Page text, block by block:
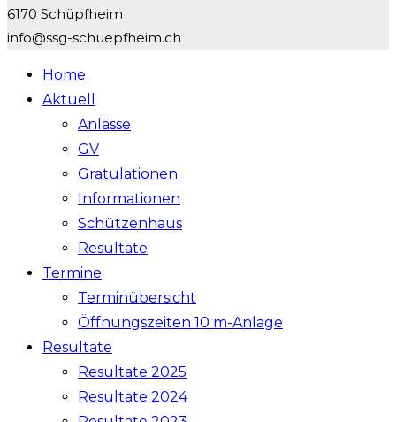
6170 Schüpfheim
info@ssg-schuepfheim.ch
Home
Aktuell
Anlässe
GV
Gratulationen
Informationen
Schützenhaus
Resultate
Termine
Terminübersicht
Öffnungszeiten 10 m-Anlage
Resultate
Resultate 2025
Resultate 2024